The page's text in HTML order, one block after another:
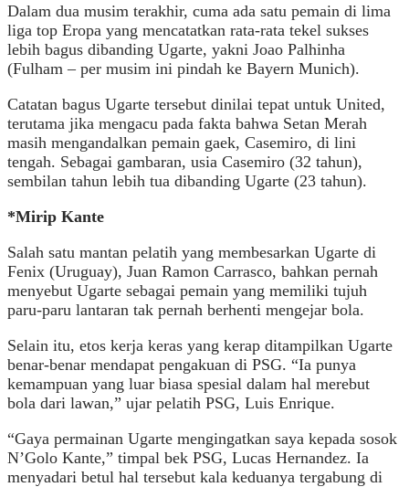
Dalam dua musim terakhir, cuma ada satu pemain di lima
liga top Eropa yang mencatatkan rata-rata tekel sukses
lebih bagus dibanding Ugarte, yakni Joao Palhinha
(Fulham – per musim ini pindah ke Bayern Munich).
Catatan bagus Ugarte tersebut dinilai tepat untuk United,
terutama jika mengacu pada fakta bahwa Setan Merah
masih mengandalkan pemain gaek, Casemiro, di lini
tengah. Sebagai gambaran, usia Casemiro (32 tahun),
sembilan tahun lebih tua dibanding Ugarte (23 tahun).
*Mirip Kante
Salah satu mantan pelatih yang membesarkan Ugarte di
Fenix (Uruguay), Juan Ramon Carrasco, bahkan pernah
menyebut Ugarte sebagai pemain yang memiliki tujuh
paru-paru lantaran tak pernah berhenti mengejar bola.
Selain itu, etos kerja keras yang kerap ditampilkan Ugarte
benar-benar mendapat pengakuan di PSG. “Ia punya
kemampuan yang luar biasa spesial dalam hal merebut
bola dari lawan,” ujar pelatih PSG, Luis Enrique.
“Gaya permainan Ugarte mengingatkan saya kepada sosok
N’Golo Kante,” timpal bek PSG, Lucas Hernandez. Ia
menyadari betul hal tersebut kala keduanya tergabung di